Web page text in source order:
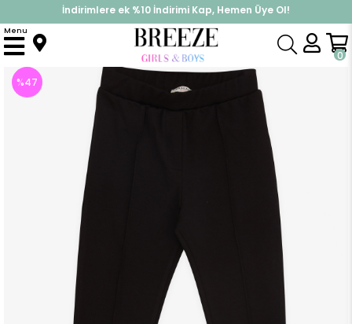
%30 Sepette Yaz İndirimi, Hemen Al!
İndirimlere ek %10 İndirimi Kap, Hemen Üye Ol!
0
Menu
Anasayfa Alt Giyim Tayt
%47